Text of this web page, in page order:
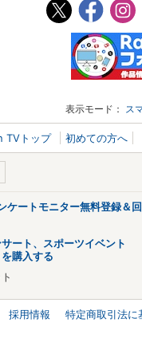
表示モード： ス
TVトップ 初めての方へ
ケートモニター無料登録＆
ート、スポーツイベント
購入する
採用情報
特定商取引法に